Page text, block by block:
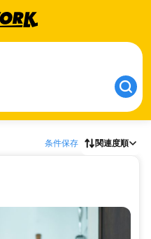
条件保存 関連度順